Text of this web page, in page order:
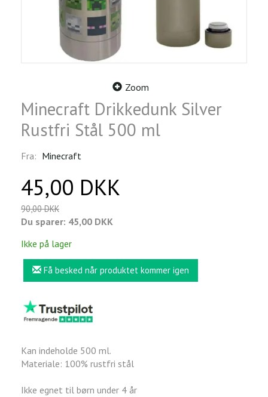
Zoom
Minecraft Drikkedunk Silver
Rustfri Stål 500 ml
Fra: Minecraft
45,00 DKK
90,00 DKK
Du sparer: 45,00 DKK
Ikke på lager
Få besked når produktet kommer igen
Kan indeholde 500 ml.
Materiale: 100% rustfri stål
Ikke egnet til børn under 4 år